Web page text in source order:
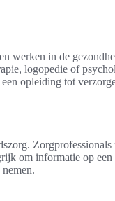
werken in de
logopedie of
opleiding tot
om informatie op